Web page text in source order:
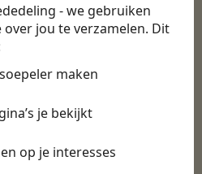
- we gebruiken
jou te verzamelen. Dit
maken
je bekijkt
op je interesses